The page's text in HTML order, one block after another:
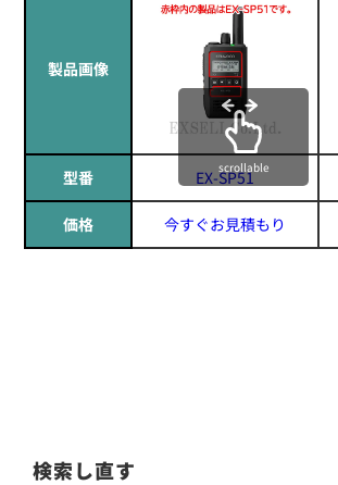
製品画像
型番 EX-SP51
価格 今すぐお見積もり
scrollable
検索し直す